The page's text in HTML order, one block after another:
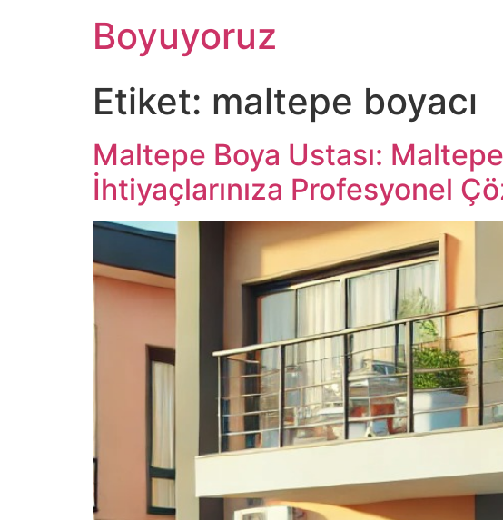
Boyuyoruz
Etiket: maltepe boyacı
Maltepe Boya Ustası:
İhtiyaçlarınıza Profesyonel